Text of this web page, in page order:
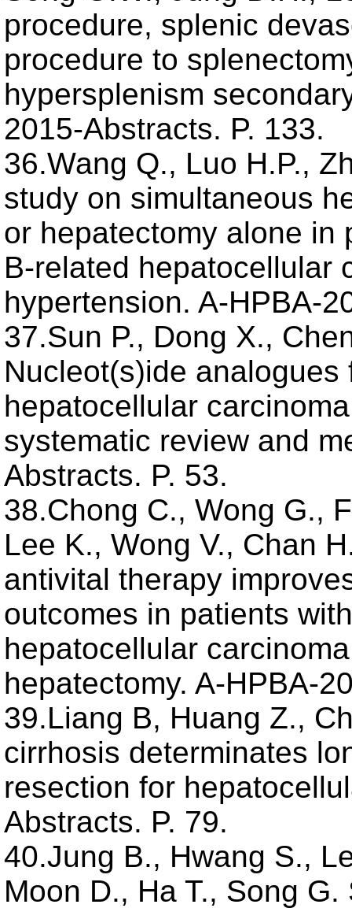
procedure, splenic
procedure to
hypersplenism
2015-Abstracts. P. 133.
36.Wang Q., Luo H.P.,
study on simultaneous
or hepatectomy alone in
B-related hepatocellular
hypertension. A-HPBA-
37.Sun P., Dong X.,
Nucleot(s)ide
hepatocellular
systematic review and
Abstracts. P. 53.
38.Chong C., Wong G.,
Lee K., Wong V., Chan
antivital therapy
outcomes in patients
hepatocellular
hepatectomy. A-HPBA-
39.Liang B, Huang Z.,
cirrhosis determinates
resection for
Abstracts. P. 79.
40.Jung B., Hwang S.,
Moon D., Ha T., Song